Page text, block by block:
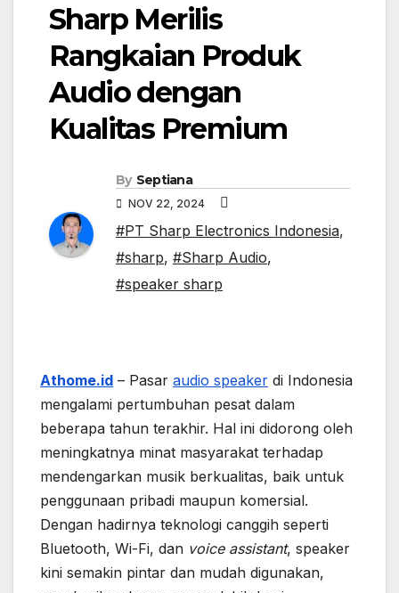
Sharp Merilis
Rangkaian Produk
Audio dengan
Kualitas Premium
By Septiana
NOV 22, 2024
#PT Sharp Electronics Indonesia,
#sharp, #Sharp Audio,
#speaker sharp
Athome.id – Pasar audio speaker di Indonesia
mengalami pertumbuhan pesat dalam
beberapa tahun terakhir. Hal ini didorong oleh
meningkatnya minat masyarakat terhadap
mendengarkan musik berkualitas, baik untuk
penggunaan pribadi maupun komersial.
Dengan hadirnya teknologi canggih seperti
Bluetooth, Wi-Fi, dan voice assistant, speaker
kini semakin pintar dan mudah digunakan,